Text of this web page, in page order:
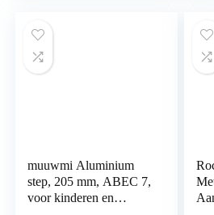
muuwmi Aluminium
step, 205 mm, ABEC 7,
voor kinderen en